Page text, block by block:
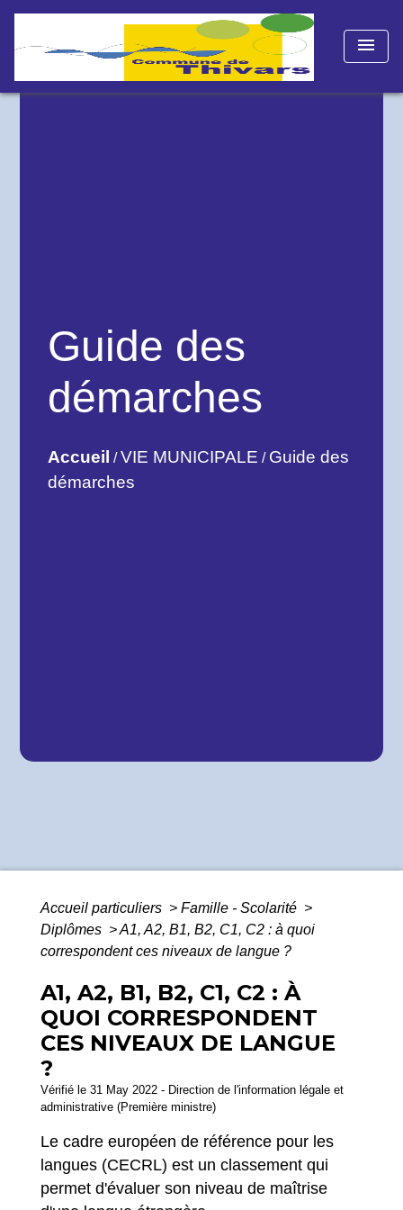
menu
Guide des
démarches
Accueil /VIE MUNICIPALE / Guide des
démarches
Accueil particuliers > Famille - Scolarité >
Diplômes >A1, A2, B1, B2, C1, C2 : à quoi
correspondent ces niveaux de langue ?
A1, A2, B1, B2, C1, C2 : À
QUOI CORRESPONDENT
CES NIVEAUX DE LANGUE
?
Vérifié le 31 May 2022 - Direction de l'information légale et
administrative (Première ministre)
Le cadre européen de référence pour les
langues (CECRL) est un classement qui
permet d'évaluer son niveau de maîtrise